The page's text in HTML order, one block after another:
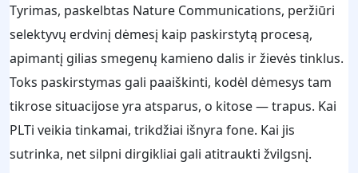
Tyrimas, paskelbtas Nature Communications, peržiūri
selektyvų erdvinį dėmesį kaip paskirstytą procesą,
apimantį gilias smegenų kamieno dalis ir žievės tinklus.
Toks paskirstymas gali paaiškinti, kodėl dėmesys tam
tikrose situacijose yra atsparus, o kitose — trapus. Kai
PLTi veikia tinkamai, trikdžiai išnyra fone. Kai jis
sutrinka, net silpni dirgikliai gali atitraukti žvilgsnį.